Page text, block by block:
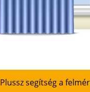
Plussz segítség a